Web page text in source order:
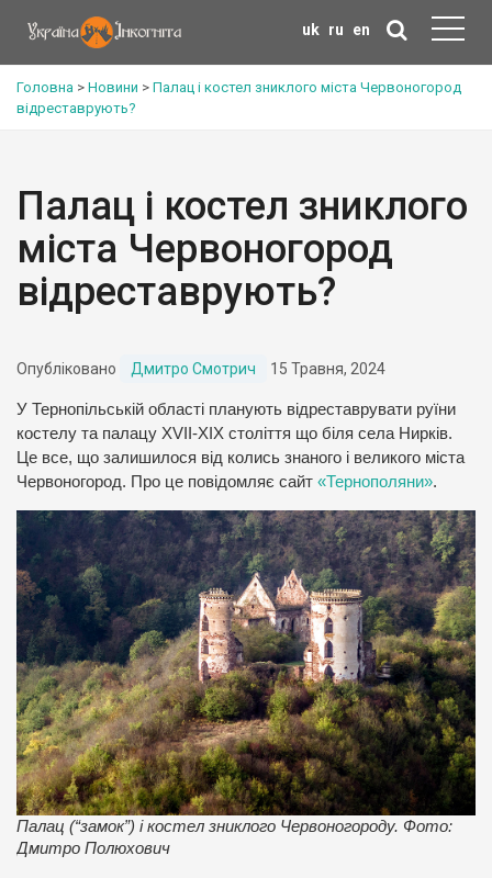
uk ru en
Головна > Новини > Палац і костел зниклого міста Червоногород
відреставрують?
Палац і костел зниклого
міста Червоногород
відреставрують?
Опубліковано Дмитро Смотрич 15 Травня, 2024
У Тернопільській області планують відреставрувати руїни
костелу та палацу ХVІІ-ХІХ століття що біля села Нирків.
Це все, що залишилося від колись знаного і великого міста
Червоногород. Про це повідомляє сайт «Тернополяни».
Палац (“замок”) і костел зниклого Червоногороду. Фото:
Дмитро Полюхович